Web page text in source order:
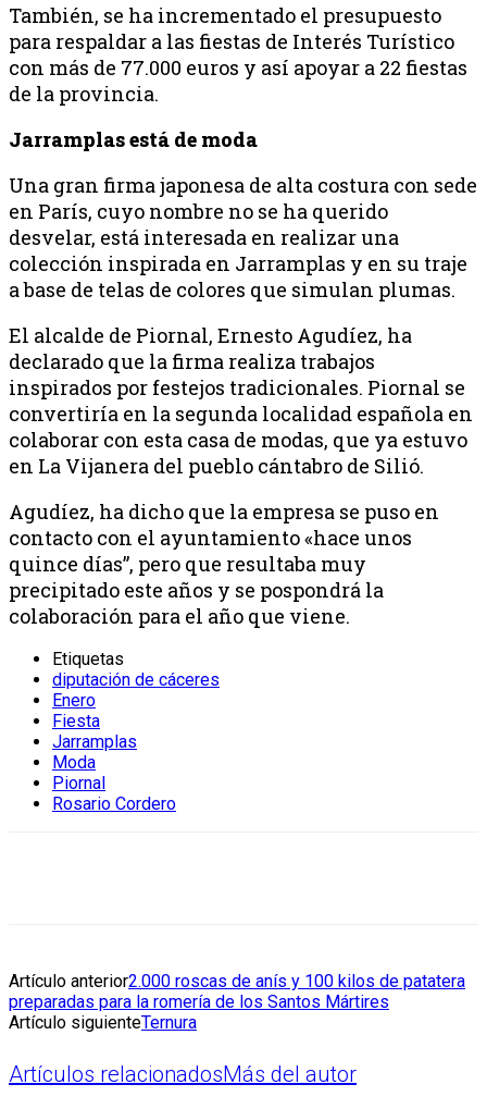
También, se ha incrementado el presupuesto
para respaldar a las fiestas de Interés Turístico
con más de 77.000 euros y así apoyar a 22 fiestas
de la provincia.
Jarramplas está de moda
Una gran firma japonesa de alta costura con sede
en París, cuyo nombre no se ha querido
desvelar, está interesada en realizar una
colección inspirada en Jarramplas y en su traje
a base de telas de colores que simulan plumas.
El alcalde de Piornal, Ernesto Agudíez, ha
declarado que la firma realiza trabajos
inspirados por festejos tradicionales. Piornal se
convertiría en la segunda localidad española en
colaborar con esta casa de modas, que ya estuvo
en La Vijanera del pueblo cántabro de Silió.
Agudíez, ha dicho que la empresa se puso en
contacto con el ayuntamiento «hace unos
quince días”, pero que resultaba muy
precipitado este años y se pospondrá la
colaboración para el año que viene.
Etiquetas
diputación de cáceres
Enero
Fiesta
Jarramplas
Moda
Piornal
Rosario Cordero
Artículo anterior2.000 roscas de anís y 100 kilos de patatera
preparadas para la romería de los Santos Mártires
Artículo siguienteTernura
Artículos relacionadosMás del autor